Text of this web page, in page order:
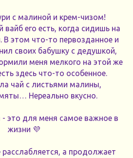
с малиной и крем-чизом!
вайб его есть, когда сидишь на
В этом что-то первозданное и
своих бабушку с дедушкой,
меня мелкого на этой же
здесь что-то особенное.
чай с листьями малины,
Нереально вкусно.
- это для меня самое важное в
жизни 💜
расслабляется, а продолжает